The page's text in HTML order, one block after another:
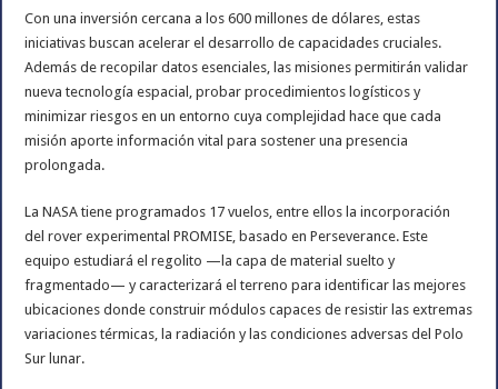
Con una inversión cercana a los 600 millones de dólares, estas
iniciativas buscan acelerar el desarrollo de capacidades cruciales.
Además de recopilar datos esenciales, las misiones permitirán validar
nueva tecnología espacial, probar procedimientos logísticos y
minimizar riesgos en un entorno cuya complejidad hace que cada
misión aporte información vital para sostener una presencia
prolongada.
La NASA tiene programados 17 vuelos, entre ellos la incorporación
del rover experimental PROMISE, basado en Perseverance. Este
equipo estudiará el regolito —la capa de material suelto y
fragmentado— y caracterizará el terreno para identificar las mejores
ubicaciones donde construir módulos capaces de resistir las extremas
variaciones térmicas, la radiación y las condiciones adversas del Polo
Sur lunar.